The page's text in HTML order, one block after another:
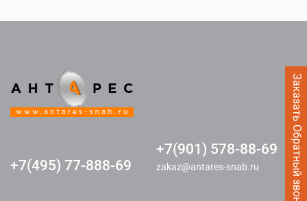
Заказать Обратный звонок
+7(495) 77-888-69
+7(901) 578-88-69
zakaz@antares-snab.ru